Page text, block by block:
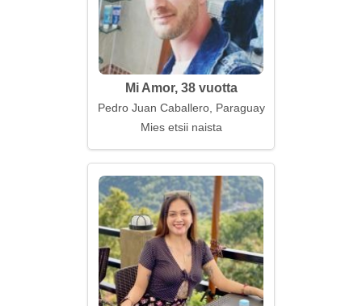
Mi Amor, 38 vuotta
Pedro Juan Caballero, Paraguay
Mies etsii naista